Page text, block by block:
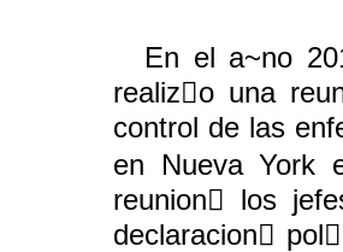
En el a~no
realiz￿o una
control de las
en Nueva York
reunion￿ los
declaracion￿